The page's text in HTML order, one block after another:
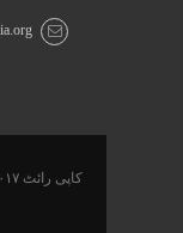
کاپی رائٹ ۲۰۱۷